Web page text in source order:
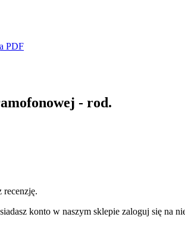
PDF
- rod.
recenzję.
konto w naszym sklepie zaloguj się na